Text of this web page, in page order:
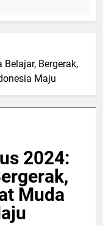
Bergerak,
Maju
2024:
Muda